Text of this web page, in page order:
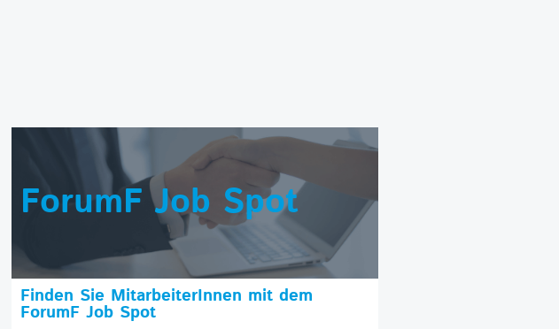
ForumF Job Spot
Finden Sie MitarbeiterInnen mit dem
ForumF Job Spot